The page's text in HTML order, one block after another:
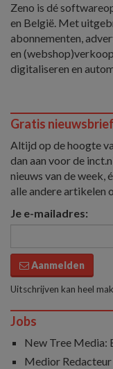
Zeno is dé
en België. Met
abonnementen,
en
digitaliseren en
Gratis nieuwsbrief
Altijd op de hoogte
dan aan voor de
nieuws van de week,
alle andere artikelen
Je e-mailadres:
Aanmelden
Uitschrijven kan heel
Jobs
New Tree Media:
Medior